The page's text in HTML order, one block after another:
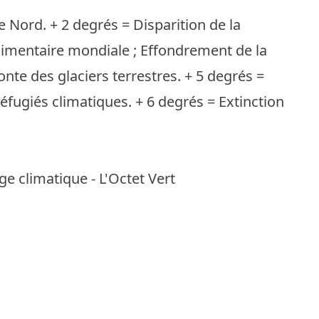
Nord. + 2 degrés = Disparition de la
mondiale ; Effondrement de la
des glaciers terrestres. + 5 degrés =
climatiques. + 6 degrés = Extinction
climatique - L'Octet Vert